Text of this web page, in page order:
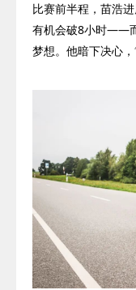
比赛前半程，苗浩
有机会破8小时——
梦想。他暗下决心，